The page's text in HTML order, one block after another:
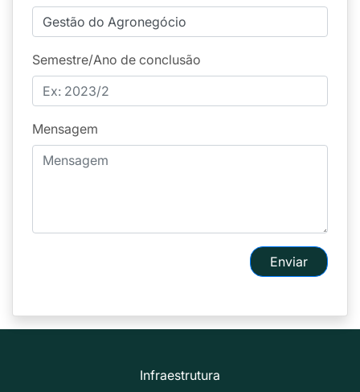
Semestre/Ano de conclusão
Mensagem
Enviar
Infraestrutura